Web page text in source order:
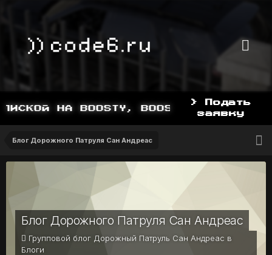
НА BOOSTY, BOOSTY.TO/YDDY
> Подать
заявку
Блог Дорожного Патруля Сан Андреас
Блог Дорожного Патруля Сан Андреас
Групповой блог Дорожный Патруль Сан Андреас в
Блоги